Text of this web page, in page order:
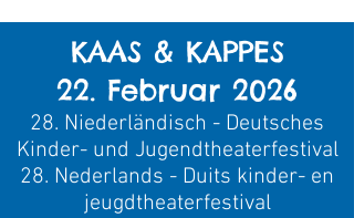
KAAS & KAPPES
22. Februar 2026
28. Niederländisch - Deutsches
Kinder- und Jugendtheaterfestival
28. Nederlands - Duits kinder- en
jeugdtheaterfestival